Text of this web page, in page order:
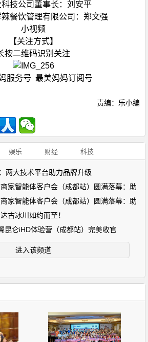
技公司董事长：刘安平
餐饮管理有限公司：郑文强
小视频
【关注方式】
按二维码识别关注
服务号 最美妈妈订阅号
责编：乐小编
娱乐 财经 科技
两大技术平台助力品牌升级
商家智能体客户会（成都站）圆满落幕：助
商家智能体客户会（成都站）圆满落幕：助
古冰川如约而至！
昆仑iHD体验营（成都站）完美收官
进入该频道